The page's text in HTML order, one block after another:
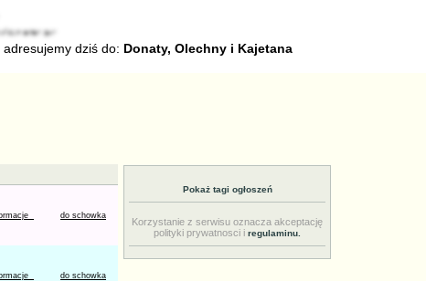
dziś do: Donaty, Olechny i Kajetana
do schowka
do schowka
Pokaż tagi ogłoszeń
Korzystanie z serwisu oznacza akceptację
polityki prywatnosci i regulaminu.